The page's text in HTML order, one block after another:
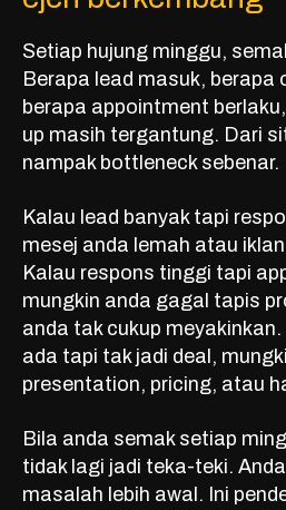
Setiap hujung minggu,
Berapa lead masuk, berapa
berapa appointment
up masih tergantung. Dari
nampak bottleneck sebenar.
Kalau lead banyak tapi
mesej anda lemah atau
Kalau respons tinggi tapi
mungkin anda gagal tapis
anda tak cukup
ada tapi tak jadi deal,
presentation, pricing, atau
Bila anda semak setiap
tidak lagi jadi teka-teki.
masalah lebih awal. Ini